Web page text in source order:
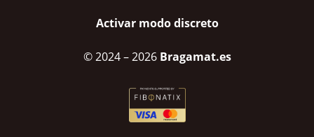
Activar modo discreto
© 2024– 2026 Bragamat.es